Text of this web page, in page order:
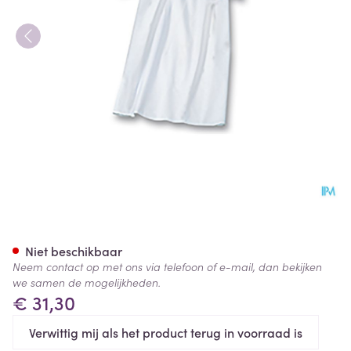
€ 31,30
Verwittig mij als het product terug in voorraad is
Niet beschikbaar
Neem contact op met ons via telefoon of e-mail, dan bekijken
we samen de mogelijkheden.